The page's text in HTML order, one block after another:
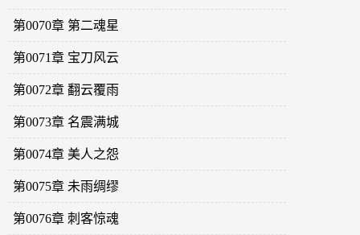
第0070章 第二魂星
第0071章 宝刀风云
第0072章 翻云覆雨
第0073章 名震满城
第0074章 美人之怨
第0075章 未雨绸缪
第0076章 刺客惊魂